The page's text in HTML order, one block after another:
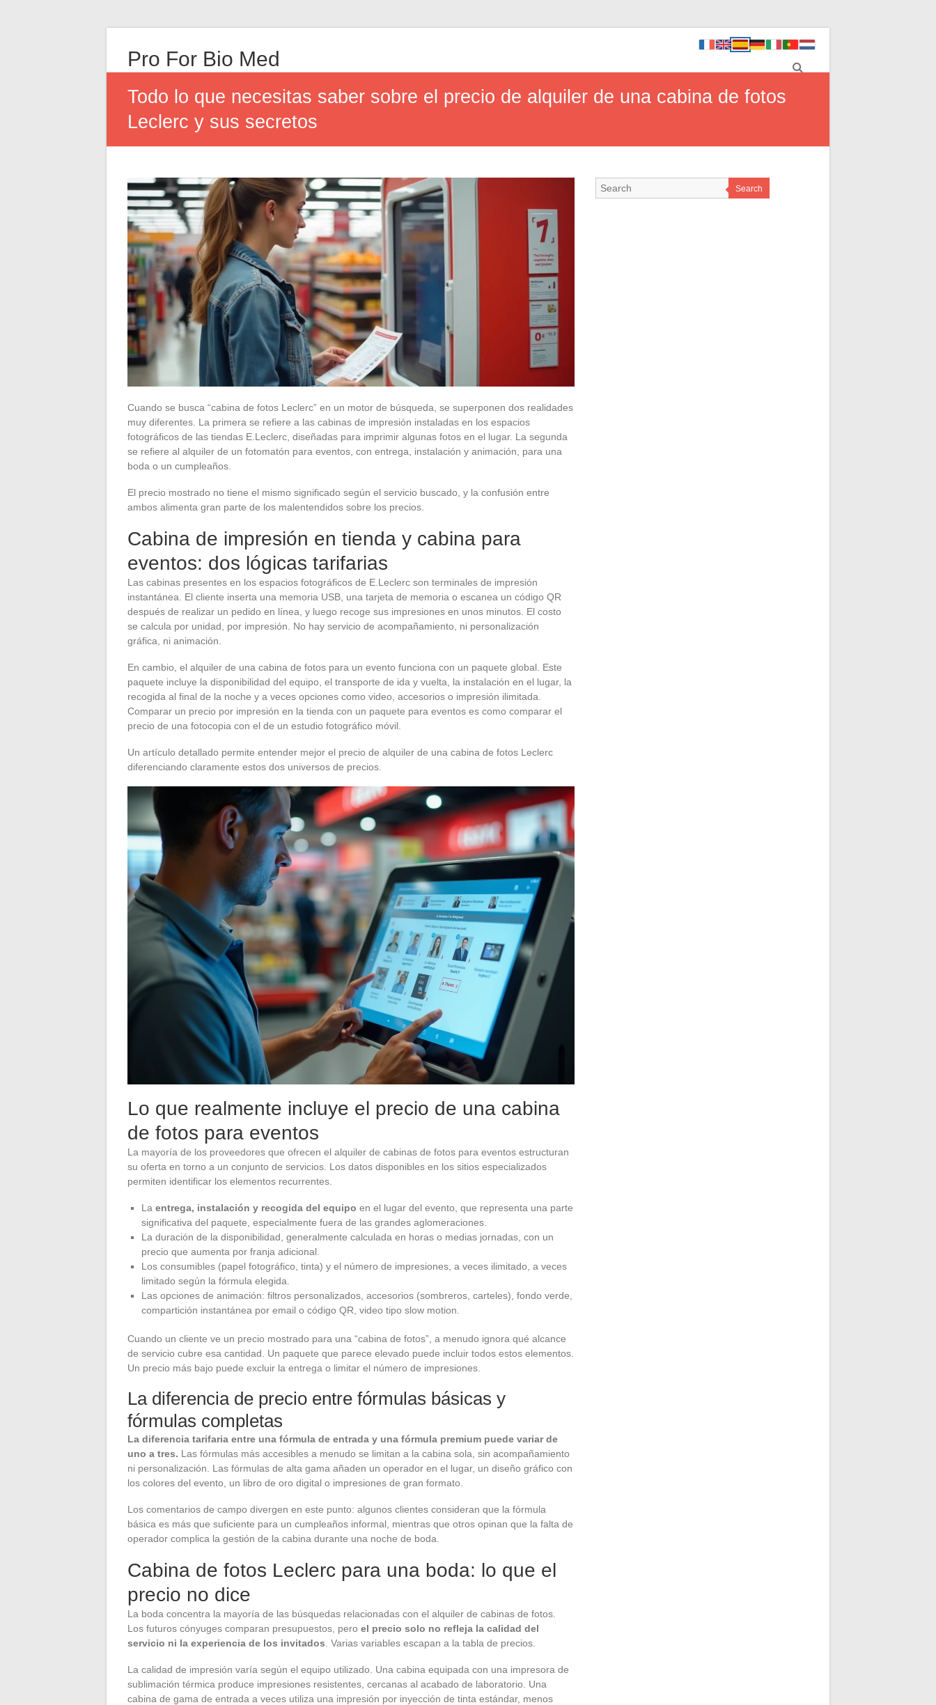
Pro For Bio Med
Todo lo que necesitas saber sobre el precio de alquiler de una cabina de fotos
Leclerc y sus secretos
Cuando se busca “cabina de fotos Leclerc” en un motor de búsqueda, se superponen dos realidades
muy diferentes. La primera se refiere a las cabinas de impresión instaladas en los espacios
fotográficos de las tiendas E.Leclerc, diseñadas para imprimir algunas fotos en el lugar. La segunda
se refiere al alquiler de un fotomatón para eventos, con entrega, instalación y animación, para una
boda o un cumpleaños.
El precio mostrado no tiene el mismo significado según el servicio buscado, y la confusión entre
ambos alimenta gran parte de los malentendidos sobre los precios.
Cabina de impresión en tienda y cabina para
eventos: dos lógicas tarifarias
Las cabinas presentes en los espacios fotográficos de E.Leclerc son terminales de impresión
instantánea. El cliente inserta una memoria USB, una tarjeta de memoria o escanea un código QR
después de realizar un pedido en línea, y luego recoge sus impresiones en unos minutos. El costo
se calcula por unidad, por impresión. No hay servicio de acompañamiento, ni personalización
gráfica, ni animación.
En cambio, el alquiler de una cabina de fotos para un evento funciona con un paquete global. Este
paquete incluye la disponibilidad del equipo, el transporte de ida y vuelta, la instalación en el lugar, la
recogida al final de la noche y a veces opciones como video, accesorios o impresión ilimitada.
Comparar un precio por impresión en la tienda con un paquete para eventos es como comparar el
precio de una fotocopia con el de un estudio fotográfico móvil.
Un artículo detallado permite entender mejor el precio de alquiler de una cabina de fotos Leclerc
diferenciando claramente estos dos universos de precios.
Lo que realmente incluye el precio de una cabina
de fotos para eventos
La mayoría de los proveedores que ofrecen el alquiler de cabinas de fotos para eventos estructuran
su oferta en torno a un conjunto de servicios. Los datos disponibles en los sitios especializados
permiten identificar los elementos recurrentes.
La entrega, instalación y recogida del equipo en el lugar del evento, que representa una parte
significativa del paquete, especialmente fuera de las grandes aglomeraciones.
La duración de la disponibilidad, generalmente calculada en horas o medias jornadas, con un
precio que aumenta por franja adicional.
Los consumibles (papel fotográfico, tinta) y el número de impresiones, a veces ilimitado, a veces
limitado según la fórmula elegida.
Las opciones de animación: filtros personalizados, accesorios (sombreros, carteles), fondo verde,
compartición instantánea por email o código QR, video tipo slow motion.
Cuando un cliente ve un precio mostrado para una “cabina de fotos”, a menudo ignora qué alcance
de servicio cubre esa cantidad. Un paquete que parece elevado puede incluir todos estos elementos.
Un precio más bajo puede excluir la entrega o limitar el número de impresiones.
La diferencia de precio entre fórmulas básicas y
fórmulas completas
La diferencia tarifaria entre una fórmula de entrada y una fórmula premium puede variar de
uno a tres. Las fórmulas más accesibles a menudo se limitan a la cabina sola, sin acompañamiento
ni personalización. Las fórmulas de alta gama añaden un operador en el lugar, un diseño gráfico con
los colores del evento, un libro de oro digital o impresiones de gran formato.
Los comentarios de campo divergen en este punto: algunos clientes consideran que la fórmula
básica es más que suficiente para un cumpleaños informal, mientras que otros opinan que la falta de
operador complica la gestión de la cabina durante una noche de boda.
Cabina de fotos Leclerc para una boda: lo que el
precio no dice
La boda concentra la mayoría de las búsquedas relacionadas con el alquiler de cabinas de fotos.
Los futuros cónyuges comparan presupuestos, pero el precio solo no refleja la calidad del
servicio ni la experiencia de los invitados . Varias variables escapan a la tabla de precios.
La calidad de impresión varía según el equipo utilizado. Una cabina equipada con una impresora de
sublimación térmica produce impresiones resistentes, cercanas al acabado de laboratorio. Una
cabina de gama de entrada a veces utiliza una impresión por inyección de tinta estándar, menos
Search